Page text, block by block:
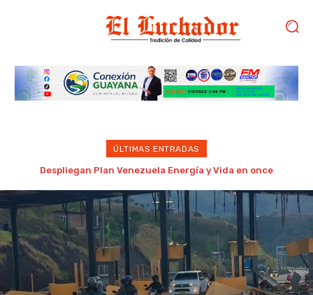
ÚLTIMAS ENTRADAS
Detenido por golpear brutalmente a su madre de 87 años en